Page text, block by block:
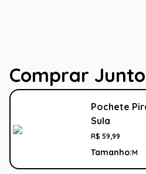
Comprar Junto
Pochete
Sula
R$ 59,99
Tamanho:M